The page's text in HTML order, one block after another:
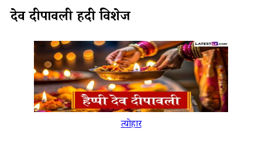
देव दीपावली हिंदी विशेज
त्योहार